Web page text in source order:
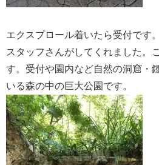
エクスプロール着いたら受付です
スタッフさんがしてくれました。
す。受付や園内など自然の洞窟・
いる森の中の巨大公園です。